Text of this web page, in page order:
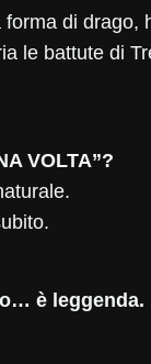
di drago,
le battute di
VOLTA”?
è leggenda.